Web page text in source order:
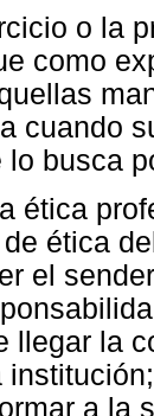
o la
como
cuando
lo busca
ética
ética
el
llegar la
a la